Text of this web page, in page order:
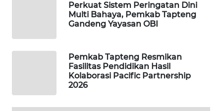
Perkuat Sistem Peringatan Dini
Multi Bahaya, Pemkab Tapteng
Gandeng Yayasan OBI
Pemkab Tapteng Resmikan
Fasilitas Pendidikan Hasil
Kolaborasi Pacific Partnership
2026
FORWAMKI